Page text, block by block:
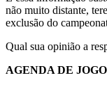
não muito distante,
exclusão do
Qual sua opinião a
AGENDA DE